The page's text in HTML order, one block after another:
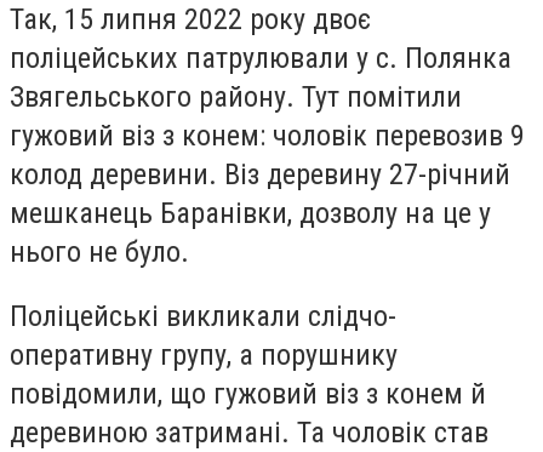
Так, 15 липня 2022 року двоє
поліцейських патрулювали у с. Полянка
Звягельського району. Тут помітили
гужовий віз з конем: чоловік перевозив 9
колод деревини. Віз деревину 27-річний
мешканець Баранівки, дозволу на це у
нього не було.
Поліцейські викликали слідчо-
оперативну групу, а порушнику
повідомили, що гужовий віз з конем й
деревиною затримані. Та чоловік став